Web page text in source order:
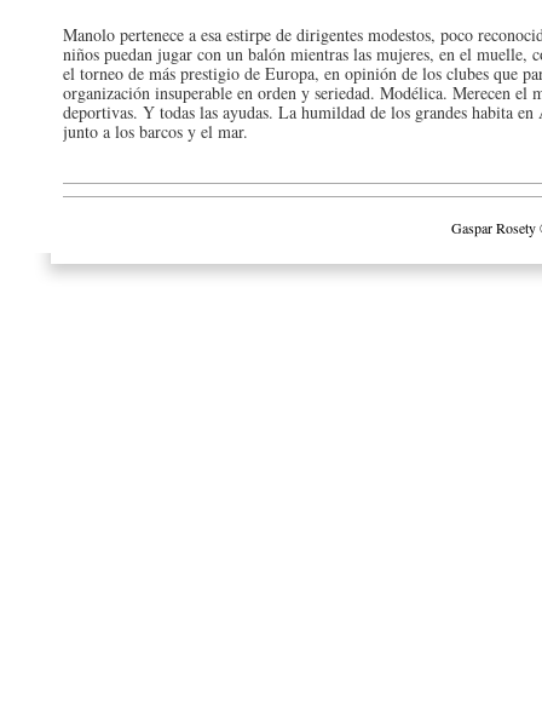
Manolo pertenece a esa estirpe de dirigentes modestos, poco
niños puedan jugar con un balón mientras las mujeres, en el muelle,
el torneo de más prestigio de Europa, en opinión de los clubes que
organización insuperable en orden y seriedad. Modélica. Merecen el
deportivas. Y todas las ayudas. La humildad de los grandes habita
junto a los barcos y el mar.
Gaspar